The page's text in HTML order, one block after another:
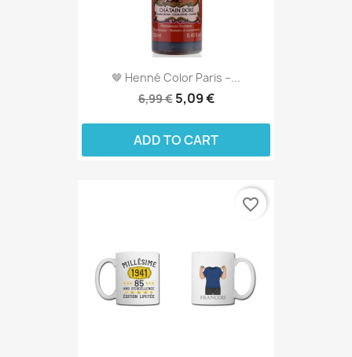
🤎 Henné Color Paris –...
6,99 € 5,09 €
ADD TO CART
favorite_border